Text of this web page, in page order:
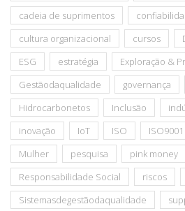
cadeia de suprimentos
cultura organizacional
cursos
ESG
estratégia Exploração &
Gestãodaqualidade
governança
Hidrocarbonetos
Inclusão
inovação
IoT ISO ISO9001
Mulher
pesquisa pink money
Responsabilidade Social
riscos
Sistemasdegestãodaqualidade